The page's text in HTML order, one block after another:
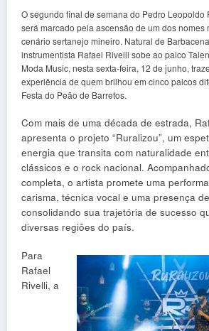
O segundo final de semana do Pedro Leopoldo
será marcado pela ascensão de um dos nomes
cenário sertanejo mineiro. Natural de
instrumentista Rafael Rivelli sobe ao palco
Moda Music, nesta sexta-feira, 12 de junho,
experiência de quem brilhou em cinco palcos
Festa do Peão de Barretos.
Com mais de uma década de estrada,
apresenta o projeto “Ruralizou”, um
energia que transita com naturalidade
clássicos e o rock nacional.
completa, o artista promete uma
carisma, técnica vocal e uma presença
consolidando sua trajetória de sucesso
diversas regiões do país.
Para
Rafael
Rivelli, a